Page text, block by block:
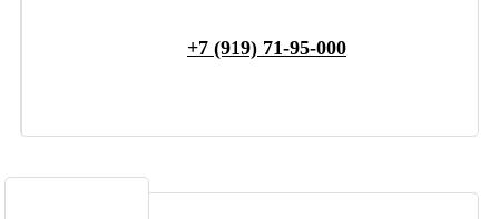
+7 (919) 71-95-000